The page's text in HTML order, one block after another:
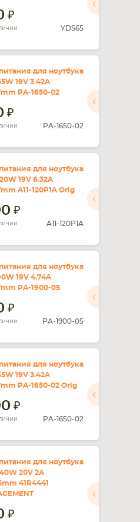
YDS65
для ноутбука
19V 3.42A
PA-1650-02
PA-1650-02
для ноутбука
19V 6.32A
A11-120P1A Orig
A11-120P1A
для ноутбука
19V 4.74A
PA-1900-05
PA-1900-05
для ноутбука
19V 3.42A
PA-1650-02 Orig
PA-1650-02
для ноутбука
20V 2A
41R4441